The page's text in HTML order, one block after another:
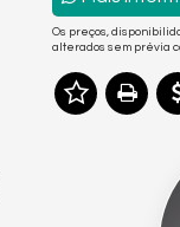
Os preços,
alterados sem prévia